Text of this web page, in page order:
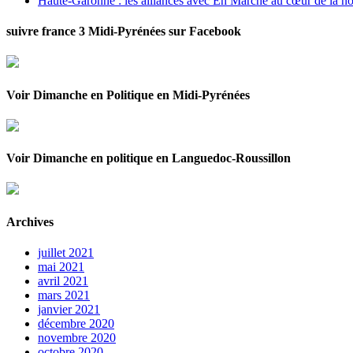
suivre france 3 Midi-Pyrénées sur Facebook
Voir Dimanche en Politique en Midi-Pyrénées
Voir Dimanche en politique en Languedoc-Roussillon
Archives
juillet 2021
mai 2021
avril 2021
mars 2021
janvier 2021
décembre 2020
novembre 2020